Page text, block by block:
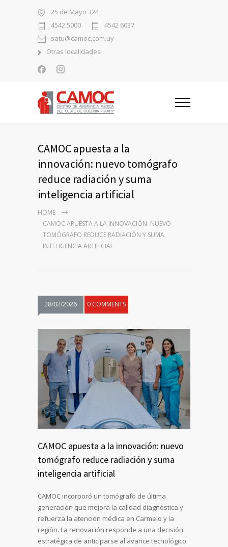
25 de Mayo 324
4542 5000
4542 6037
satu@camoc.com.uy
Otras localidades
CAMOC apuesta a la
innovación: nuevo tomógrafo
reduce radiación y suma
inteligencia artificial
HOME
CAMOC APUESTA A LA INNOVACIÓN: NUEVO
TOMÓGRAFO REDUCE RADIACIÓN Y SUMA
INTELIGENCIA ARTIFICIAL
28/02/2026 0 COMMENTS
CAMOC apuesta a la innovación: nuevo
tomógrafo reduce radiación y suma
inteligencia artificial
CAMOC incorporó un tomógrafo de última
generación que mejora la calidad diagnóstica y
refuerza la atención médica en Carmelo y la
región. La renovación responde a una decisión
estratégica de anticiparse al avance tecnológico